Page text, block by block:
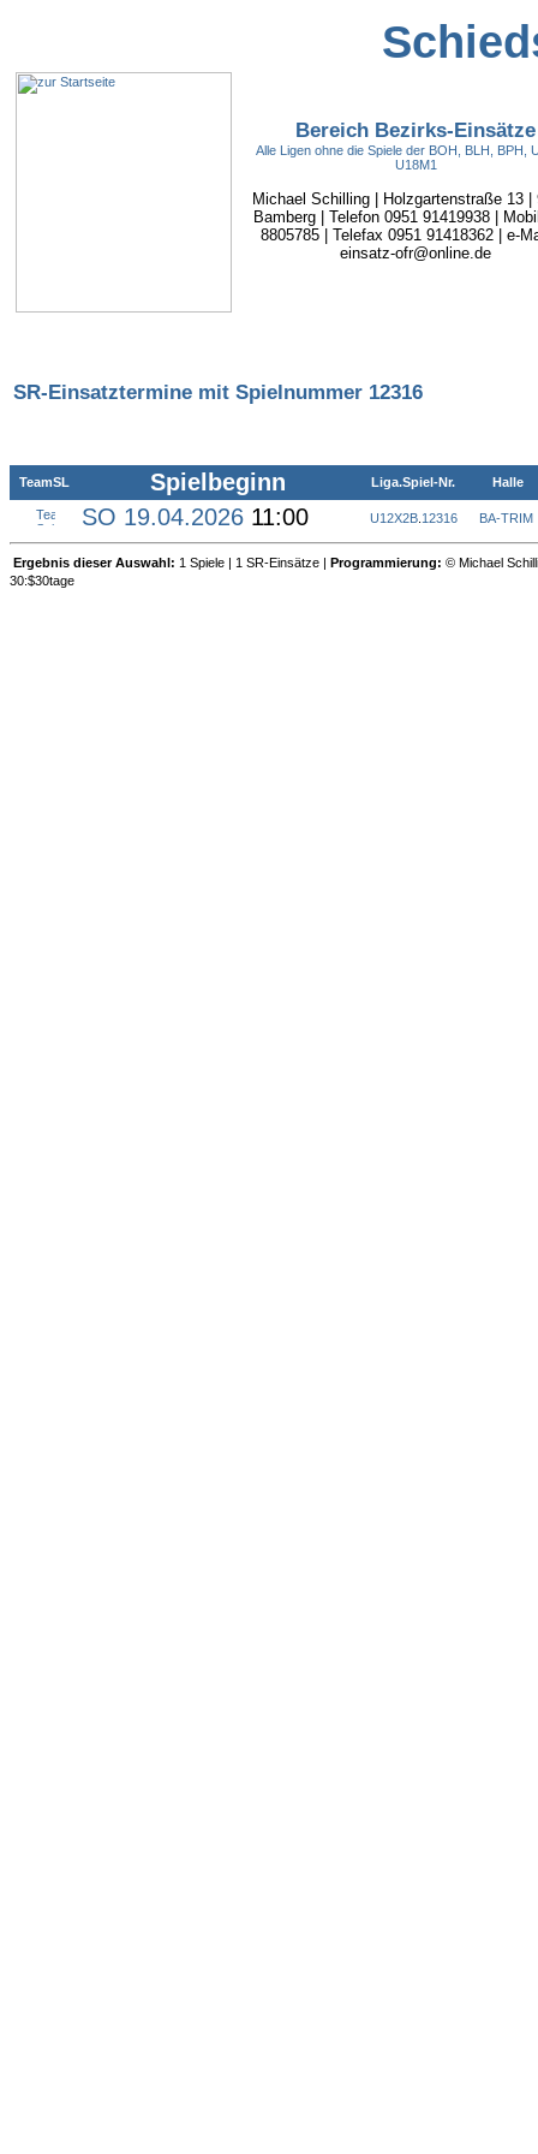
Bereich Bezirks-Einsätze
Alle Ligen ohne die Spiele der BOH, BLH, BPH,
U18M1
Michael Schilling | Holzgartenstraße 13 |
Bamberg | Telefon 0951 91419938 |
8805785 | Telefax 0951 91418362 | e-
einsatz-ofr@online.de
SR-Einsatztermine mit Spielnummer 12316
TeamSL Spielbeginn Liga.Spiel-Nr. Halle
SO 19.04.2026 11:00 U12X2B. 12316 BA-TRIM
Ergebnis dieser Auswahl: 1 Spiele | 1 SR-Einsätze | Programmierung: © Michael
30:$30tage